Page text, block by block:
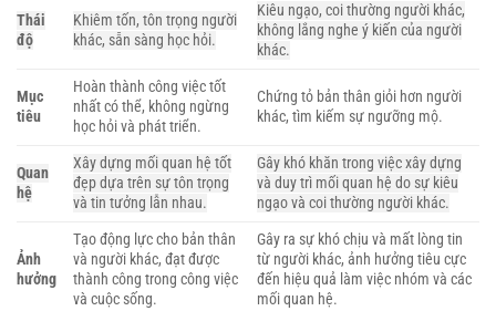
Thái
độ
Khiêm tốn, tôn trọng người
khác, sẵn sàng học hỏi.
Kiêu ngạo, coi thường người khác,
không lắng nghe ý kiến của người
khác.
Mục
tiêu
Hoàn thành công việc tốt
nhất có thể, không ngừng
học hỏi và phát triển.
Chứng tỏ bản thân giỏi hơn người
khác, tìm kiếm sự ngưỡng mộ.
Quan
hệ
Xây dựng mối quan hệ tốt
đẹp dựa trên sự tôn trọng
và tin tưởng lẫn nhau.
Gây khó khăn trong việc xây dựng
và duy trì mối quan hệ do sự kiêu
ngạo và coi thường người khác.
Ảnh
hưởng
Tạo động lực cho bản thân
và người khác, đạt được
thành công trong công việc
và cuộc sống.
Gây ra sự khó chịu và mất lòng tin
từ người khác, ảnh hưởng tiêu cực
đến hiệu quả làm việc nhóm và các
mối quan hệ.